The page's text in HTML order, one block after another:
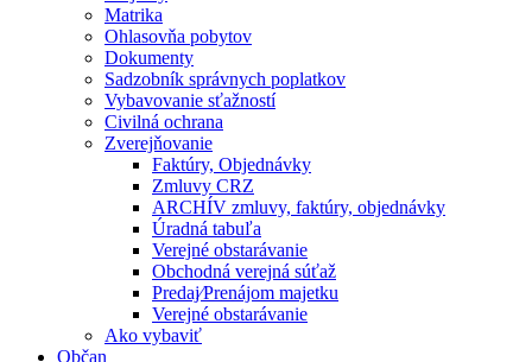
Matrika
Ohlasovňa pobytov
Dokumenty
Sadzobník správnych poplatkov
Vybavovanie sťažností
Civilná ochrana
Zverejňovanie
Faktúry, Objednávky
Zmluvy CRZ
ARCHÍV zmluvy, faktúry, objednávky
Úradná tabuľa
Verejné obstarávanie
Obchodná verejná súťaž
Predaj⁄Prenájom majetku
Verejné obstarávanie
Ako vybaviť
Občan